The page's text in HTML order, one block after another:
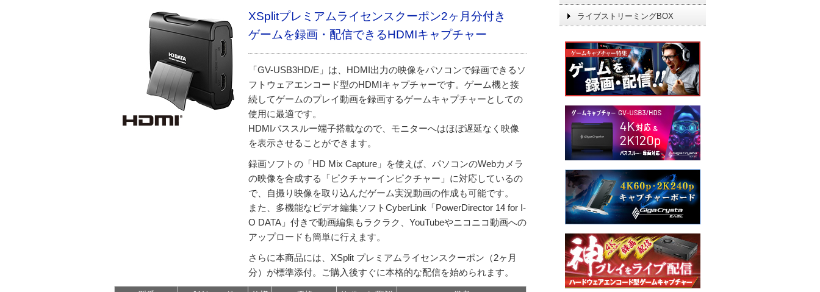
XSplitプレミアムライセンスクーポン2ヶ月分付き
ゲームを録画・配信できるHDMIキャプチャー
「GV-USB3HD/E」は、HDMI出力の映像をパソコンで録画できるソ
フトウェアエンコード型のHDMIキャプチャーです。ゲーム機と接
続してゲームのプレイ動画を録画するゲームキャプチャーとしての
使用に最適です。
HDMIパススルー端子搭載なので、モニターへはほぼ遅延なく映像
を表示させることができます。
録画ソフトの「HD Mix Capture」を使えば、パソコンのWebカメラ
の映像を合成する「ピクチャーインピクチャー」に対応しているの
で、自撮り映像を取り込んだゲーム実況動画の作成も可能です。
また、多機能なビデオ編集ソフトCyberLink「PowerDirector 14 for I-
O DATA」付きで動画編集もラクラク、YouTubeやニコニコ動画への
アップロードも簡単に行えます。
さらに本商品には、XSplit プレミアムライセンスクーポン（2ヶ月
分）が標準添付。ご購入後すぐに本格的な配信を始められます。
ライブストリーミングBOX